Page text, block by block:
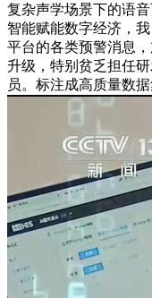
复杂声学场景下的语
智能赋能数字经济，
平台的各类预警消息
升级，特别贫乏担任
员。标注成高质量数据